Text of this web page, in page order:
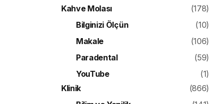
Kahve Molası
(178)
Bilginizi Ölçün
(10)
Makale
(106)
Paradental
(59)
YouTube
(1)
Klinik
(866)